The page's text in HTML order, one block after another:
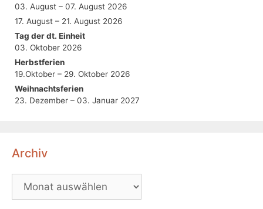
03. August – 07. August 2026
17. August – 21. August 2026
Tag der dt. Einheit
03. Oktober 2026
Herbstferien
19.Oktober – 29. Oktober 2026
Weihnachtsferien
23. Dezember – 03. Januar 2027
Archiv